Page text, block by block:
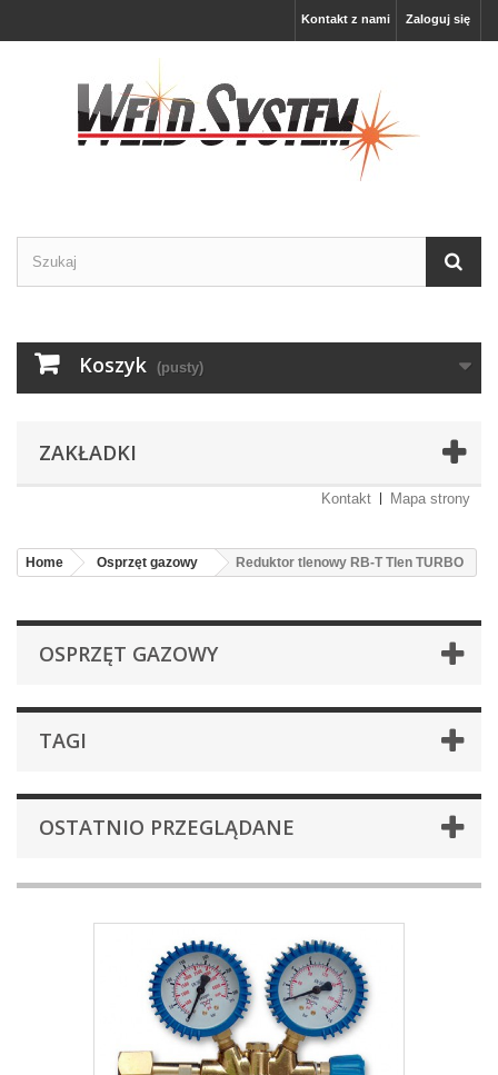
Zaloguj się
Kontakt z nami
Koszyk (pusty)
ZAKŁADKI
Kontakt Mapa strony
Home Osprzęt gazowy Reduktor tlenowy RB-T Tlen TURBO
OSPRZĘT GAZOWY
TAGI
OSTATNIO PRZEGLĄDANE